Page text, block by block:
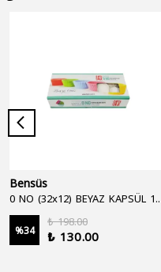
Bensüs
%34
₺ 198.00
₺ 130.00